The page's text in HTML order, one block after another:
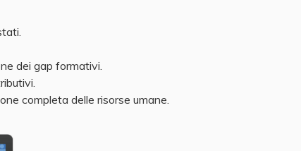
dei gap formativi.
completa delle risorse umane.